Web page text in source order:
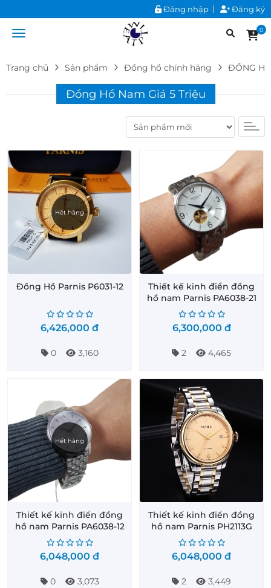
Đăng nhập Đăng ký
0
Trang chủ Sản phẩm Đồng hồ chính hãng ĐỒNG
Đồng Hồ Nam Giá 5 Triệu
Hết hàng
Đồng Hồ Parnis P6031-12
6,426,000 đ
0 3,160
Thiết kế kinh điển đồng
hồ nam Parnis PA6038-21
6,300,000 đ
2 4,465
Hết hàng
Thiết kế kinh điển đồng
hồ nam Parnis PA6038-12
6,048,000 đ
0 3,073
Thiết kế kinh điển đồng
hồ nam Parnis PH2113G
6,048,000 đ
2 3,449